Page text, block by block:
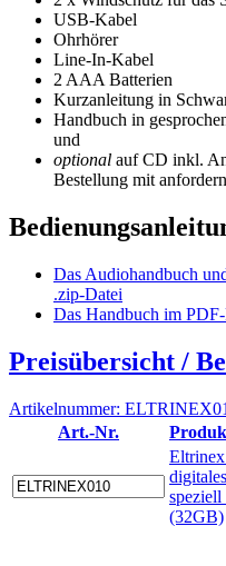
USB-Kabel
Ohrhörer
Line-In-Kabel
2 AAA Batterien
Kurzanleitung in
Handbuch in
und
optional auf CD inkl.
Bestellung mit
Das Audiohandbuch
.zip-Datei
Das Handbuch im
Preisübersicht /
Artikelnummer:
Art.-Nr.
(32GB)